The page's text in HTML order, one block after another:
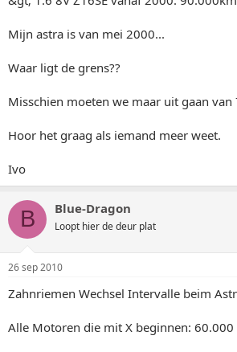
Mijn astra is van mei 2000...
Waar ligt de grens??
Misschien moeten we maar uit gaan
Hoor het graag als iemand meer weet.
Ivo
B Blue-Dragon
Loopt hier de deur plat
26 sep 2010
Zahnriemen Wechsel Intervalle beim
Alle Motoren die mit X beginnen: 60.000